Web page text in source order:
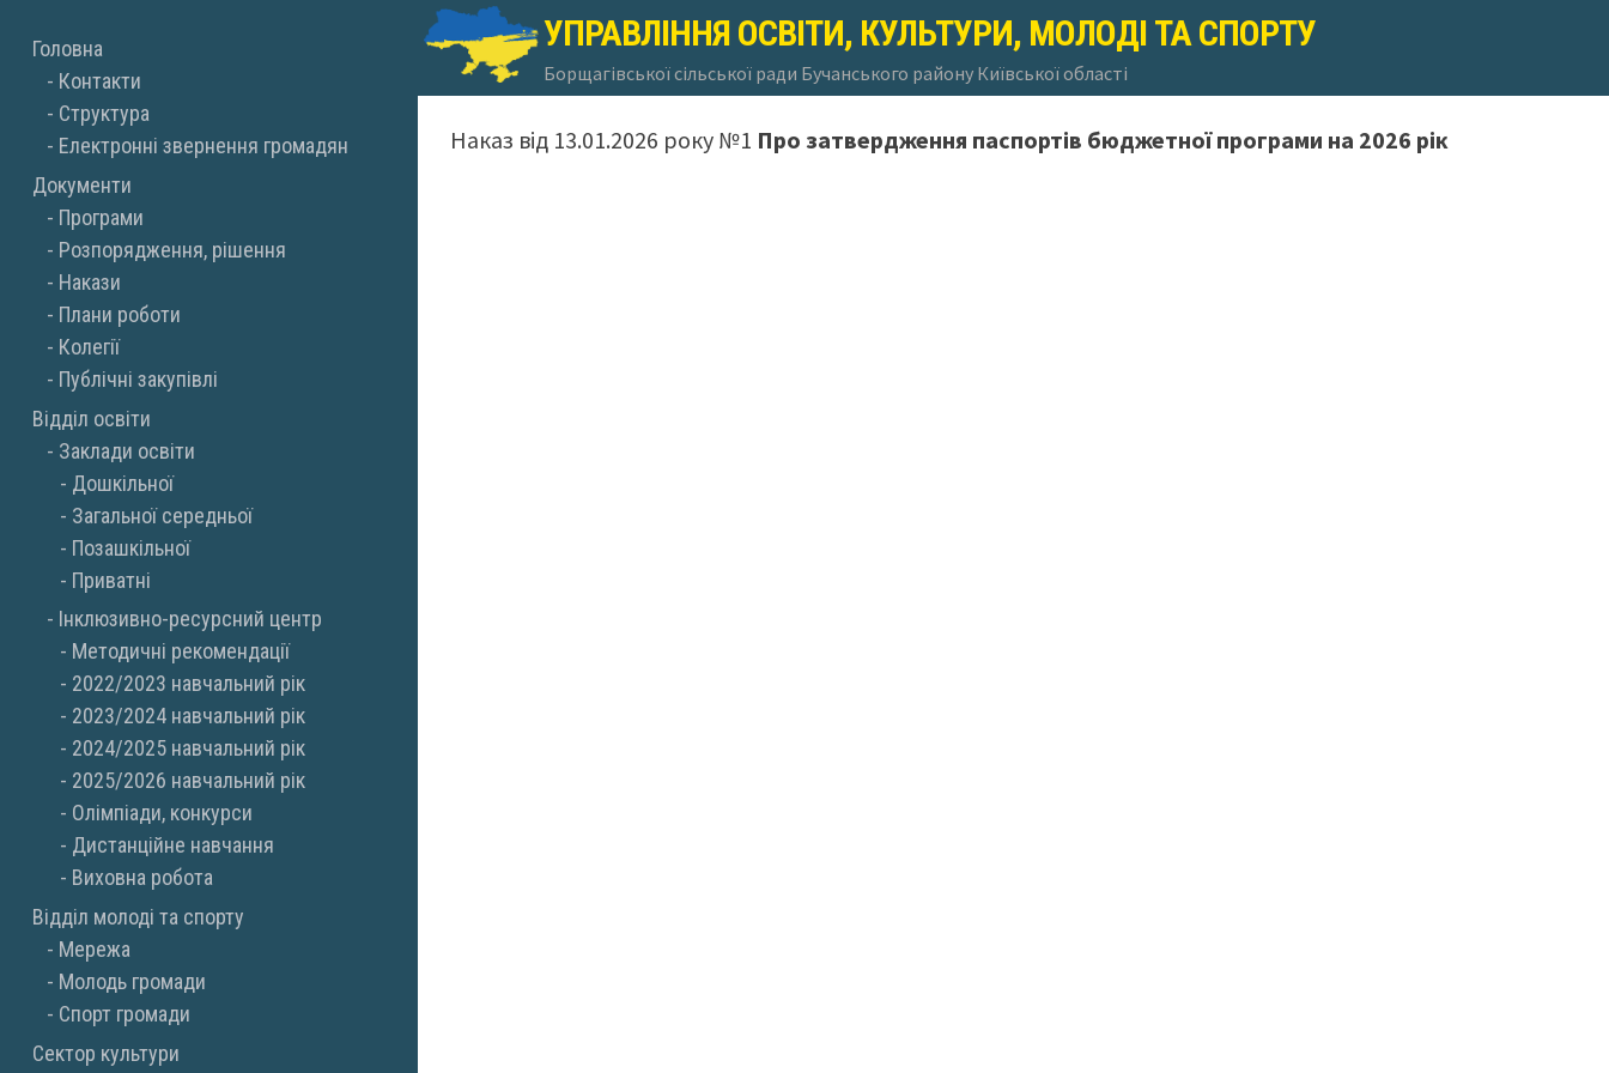
content
Головна
Контакти
Структура
Електронні звернення громадян
Документи
Програми
Розпорядження, рішення
Накази
Плани роботи
Колегії
Публічні закупівлі
Відділ освіти
Заклади освіти
Дошкільної
Загальної середньої
Позашкільної
Приватні
Інклюзивно-ресурсний центр
Методичні рекомендації
2022/2023 навчальний рік
2023/2024 навчальний рік
2024/2025 навчальний рік
2025/2026 навчальний рік
Олімпіади, конкурси
Дистанційне навчання
Виховна робота
Відділ молоді та спорту
Мережа
Молодь громади
Спорт громади
Сектор культури
УПРАВЛІННЯ ОСВІТИ, КУЛЬТУРИ, МОЛОДІ ТА СПОРТУ
Борщагівської сільської ради Бучанського району Київської області
Наказ від 13.01.2026 року №1 Про затвердження паспортів бюджетної програми на 2026 рік